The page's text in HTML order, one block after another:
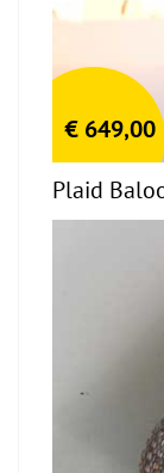
€ 649,00
Plaid